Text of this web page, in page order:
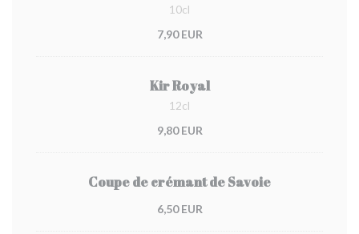
10cl
7,90 EUR
Kir Royal
12cl
9,80 EUR
Coupe de crémant de Savoie
6,50 EUR